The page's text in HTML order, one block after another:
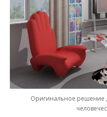
Оригинальное решение